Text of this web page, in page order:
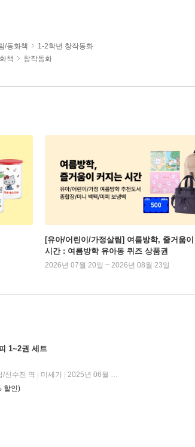
/동화책
1-2학년 창작동화
책 창작동화
[유아/어린이/가정살림] 여름방학, 줄거움
시간 : 여름방학 유아동 퀴즈 상품권
2026년 07월 20일 ~ 2026년 08월 23일
1~2권 세트
/신수진 역
미세기
2025년 06월 30일
할인)